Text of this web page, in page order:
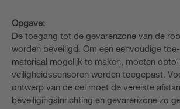
Opgave:
De toegang tot de gevarenzone van de
worden beveiligd. Om een eenvoudige
materiaal mogelijk te maken, moeten
veiligheidssensoren worden toegepast.
ontwerp van de cel moet de vereiste
beveiligingsinrichting en gevarenzone zo